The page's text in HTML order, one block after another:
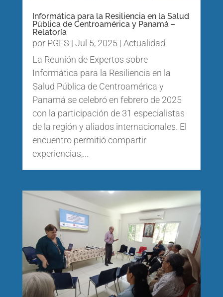
Informática para la Resiliencia en la Salud
Pública de Centroamérica y Panamá –
Relatoría
por PGES | Jul 5, 2025| Actualidad
La Reunión de Expertos sobre
Informática para la Resiliencia en la
Salud Pública de Centroamérica y
Panamá se celebró en febrero de 2025
con la participación de 31 especialistas
de la región y aliados internacionales. El
encuentro permitió compartir
experiencias,...